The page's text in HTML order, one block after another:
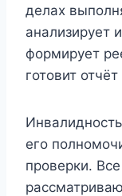
делах
анализирует
формирует
готовит
его
проверки.